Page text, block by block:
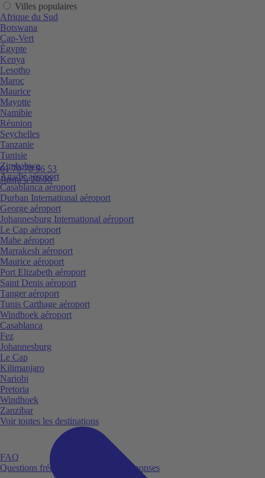
01 70 70 96 53
Jusqu’à 20:00
FAQ
Questions fréquemment posées et réponses
Villes populaires
Afrique du Sud
Botswana
Cap-Vert
Égypte
Kenya
Lesotho
Maroc
Maurice
Mayotte
Namibie
Réunion
Seychelles
Tanzanie
Tunisie
Zimbabwe
Agadir aéroport
Casablanca aéroport
Durban International aéroport
George aéroport
Johannesburg International aéroport
Le Cap aéroport
Mahe aéroport
Marrakesh aéroport
Maurice aéroport
Port Elizabeth aéroport
Saint Denis aéroport
Tanger aéroport
Tunis Carthage aéroport
Windhoek aéroport
Casablanca
Fez
Johannesburg
Le Cap
Kilimanjaro
Nariobi
Pretoria
Windhoek
Zanzibar
Voir toutes les destinations